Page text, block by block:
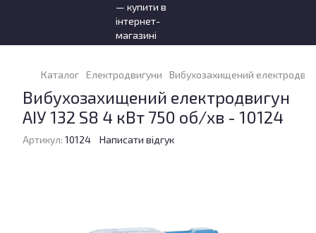
Каталог Електродвигуни Вибухозахищений
Вибухозахищений електродвигун
АІУ 132 S8 4 кВт 750 об/хв - 10124
Артикул: 10124 Написати відгук